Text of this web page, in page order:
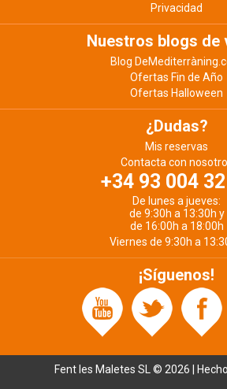
Privacidad
Nuestros blogs de
Blog
Ofertas Fin de Año
Ofertas Halloween
¿Dudas?
Mis reservas
Contacta con
+34 93 004 32
De lunes a jueves:
de 9:30h a 13:30h y
de 16:00h a 18:00h
Viernes de 9:30h a
¡Síguenos!
Fent les Maletes SL © 2026 |